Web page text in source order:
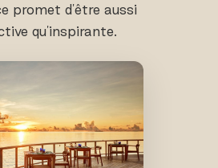
promet d'être aussi
qu'inspirante.